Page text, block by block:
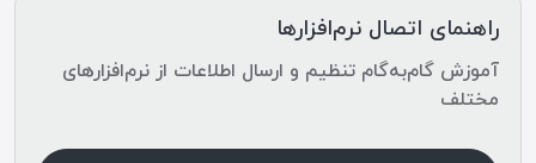
راهنمای اتصال نرم‌افزارها
آموزش گام‌به‌گام تنظیم و ارسال اطلاعات از نرم‌افزارهای
مختلف